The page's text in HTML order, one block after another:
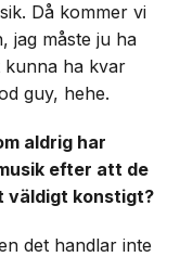
Då kommer vi
jag måste ju ha
kunna ha kvar
guy, hehe.
aldrig har
efter att de
väldigt konstigt?
det handlar inte